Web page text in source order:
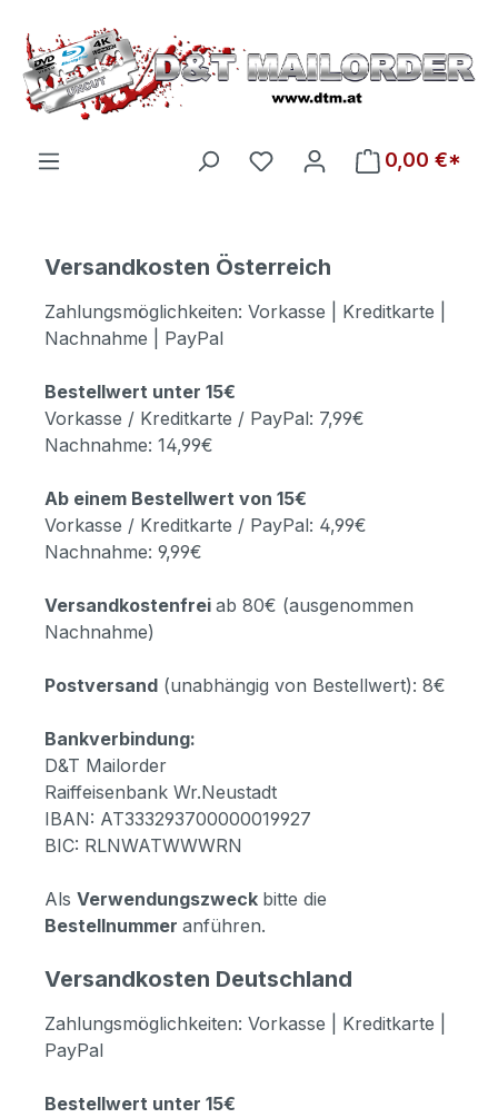
Zum Hauptinhalt springen
Du hast 0 Produkte auf
0,00 €*
Versandkosten Österreich
Zahlungsmöglichkeiten: Vorkasse | Kreditkarte |
Nachnahme | PayPal
Bestellwert unter 15€
Vorkasse / Kreditkarte / PayPal: 7,99€
Nachnahme: 14,99€
Ab einem Bestellwert von 15€
Vorkasse / Kreditkarte / PayPal: 4,99€
Nachnahme: 9,99€
Versandkostenfrei ab 80€ (ausgenommen
Nachnahme)
Postversand (unabhängig von Bestellwert): 8€
Bankverbindung:
D&T Mailorder
Raiffeisenbank Wr.Neustadt
IBAN: AT333293700000019927
BIC: RLNWATWWWRN
Als Verwendungszweck bitte die
Bestellnummer anführen.
Versandkosten Deutschland
Zahlungsmöglichkeiten: Vorkasse | Kreditkarte |
PayPal
Bestellwert unter 15€